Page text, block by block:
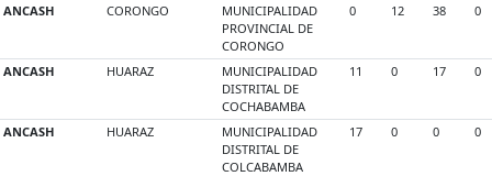
ANCASH CORONGO
MUNICIPALIDAD
PROVINCIAL DE
CORONGO
0 12 38 0
ANCASH HUARAZ
MUNICIPALIDAD
DISTRITAL DE
COCHABAMBA
11 0 17 0
ANCASH HUARAZ
MUNICIPALIDAD
DISTRITAL DE
COLCABAMBA
17 0 0 0